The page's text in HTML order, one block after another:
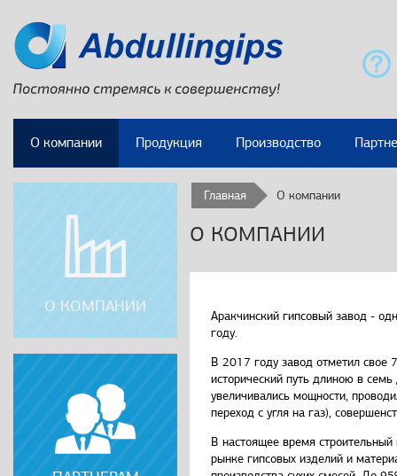
О компании Продукция Производство
О КОМПАНИИ
Главная О компании
О КОМПАНИИ
Аракчинский гипсовый завод -
году.
В 2017 году завод отметил свое
исторический путь длиною в семь
увеличивались мощности,
переход с угля на газ),
В настоящее время
рынке гипсовых изделий и